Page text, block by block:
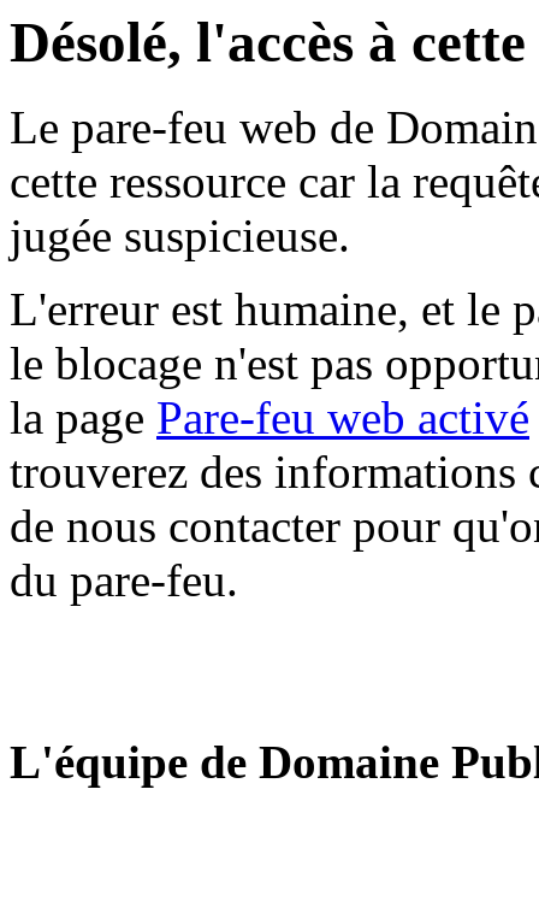
Désolé, l'accès à
Le pare-feu web de
cette ressource car la
jugée suspicieuse.
L'erreur est humaine, et le
le blocage n'est pas
la page Pare-feu web activé
trouverez des informations
de nous contacter pour
du pare-feu.
L'équipe de Domaine